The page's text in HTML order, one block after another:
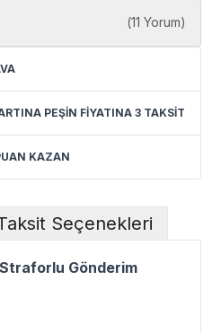
(11 Yorum)
PEŞİN FİYATINA 3 TAKSİT
KAZAN
Seçenekleri
Gönderim